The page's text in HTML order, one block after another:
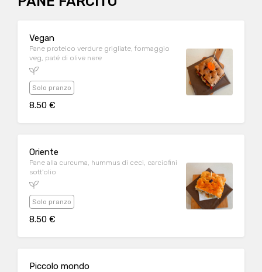
Vegan
Pane proteico verdure grigliate, formaggio
veg, paté di olive nere
Solo pranzo
8.50 €
Oriente
Pane alla curcuma, hummus di ceci, carciofini
sott'olio
Solo pranzo
8.50 €
Piccolo mondo